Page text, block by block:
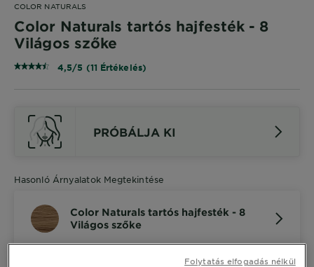
COLOR NATURALS
Color Naturals tartós hajfesték - 8
Világos szőke
4,5/5 (11 Értékelés)
PRÓBÁLJA KI
Hasonló Árnyalatok Megtekintése
Color Naturals tartós hajfesték - 8
Világos szőke
Folytatás elfogadás nélkül